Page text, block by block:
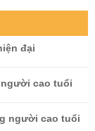
đại
cao tuổi
người cao tuổi